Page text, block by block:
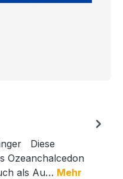
Diese
Ozeanchalcedon
als Au… Mehr